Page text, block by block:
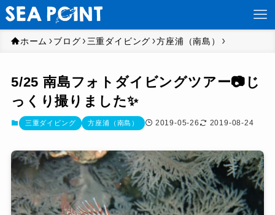
ホーム ブログ 三重ダイビング 方座浦（南島）
5/25 南島フォトダイビングツアー📷じ
っくり撮りました✨
三重ダイビング 方座浦（南島） 2019-05-26 2019-08-24